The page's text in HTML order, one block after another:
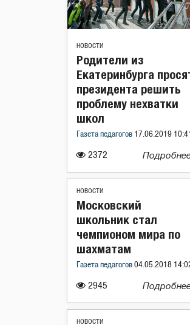
НОВОСТИ
2372
Родители из
Екатеринбурга
президента решить
проблему нехватки
школ
Газета педагогов 17.06.2019 10:41
НОВОСТИ
2945
Московский
школьник стал
чемпионом мира по
шахматам
Газета педагогов 04.05.2018
НОВОСТИ